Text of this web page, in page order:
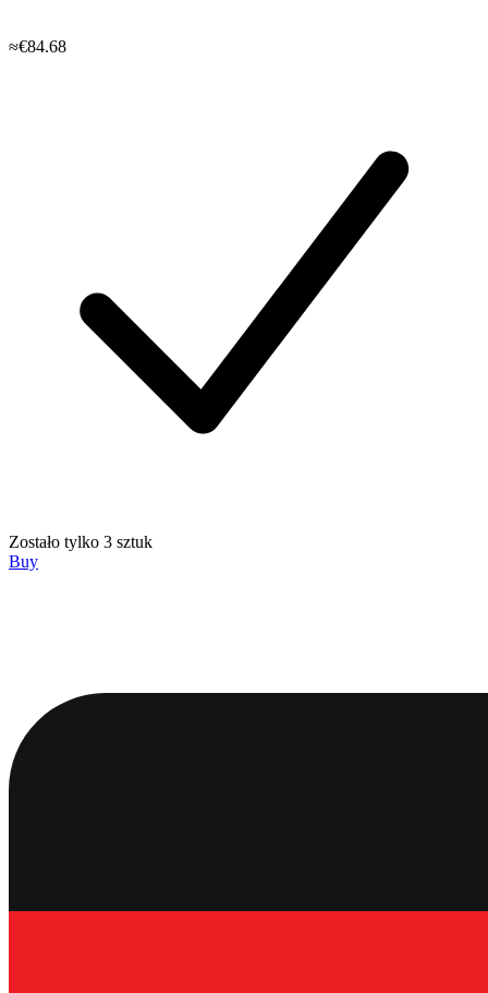
≈€84.68
Zostało tylko 3 sztuk
Buy